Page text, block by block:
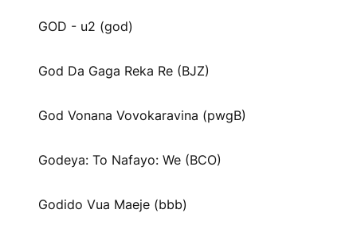
GOD - u2 (god)
God Da Gaga Reka Re (BJZ)
God Vonana Vovokaravina (pwgB)
Godeya: To Nafayo: We (BCO)
Godido Vua Maeje (bbb)